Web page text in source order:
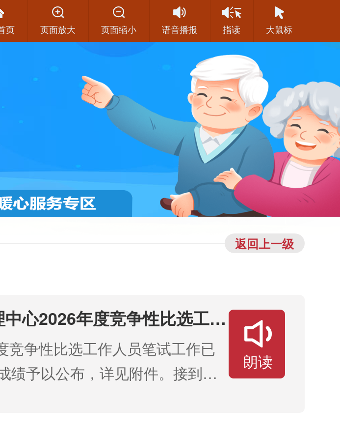
页 页面放大 页面缩小 语音播报 指读 大鼠标
返回上一级
心2026年度竞争性比选工作
争性比选工作人员笔试工作已
绩予以公布，详见附件。接到电
求参加资格复审和面试。 附
朗读